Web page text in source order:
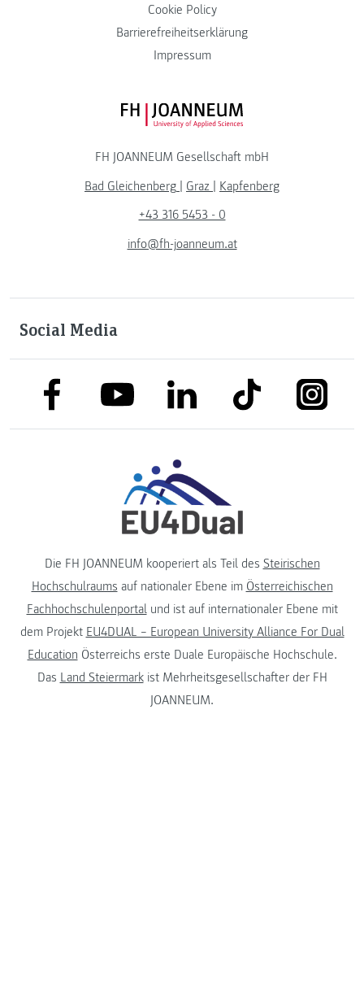
Cookie Policy
Barrierefreiheitserklärung
Impressum
FH JOANNEUM Logo
FH JOANNEUM Gesellschaft mbH
Bad Gleichenberg | Graz | Kapfenberg
+43 316 5453 - 0
info@fh-joanneum.at
Social Media
link to facebooklink to youtubelink to linkedinlink to tiktok link to
Die FH JOANNEUM kooperiert als Teil des Steirischen
Hochschulraums auf nationaler Ebene im Österreichischen
Fachhochschulenportalund ist auf internationaler Ebene mit
dem Projekt EU4DUAL – European University Alliance For Dual
Education Österreichs erste Duale Europäische Hochschule.
Das Land Steiermarkist Mehrheitsgesellschafter der FH
JOANNEUM.